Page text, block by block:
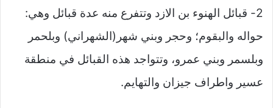
2- قبائل الهنوء بن الازد وتتفرع منه عدة قبائل وهي:
حواله والبقوم؛ وحجر وبني شهر(الشهراني) وبلحمر
وبلسمر وبني عمرو، وتتواجد هذه القبائل في منطقة
عسير واطراف جيزان والتهايم.